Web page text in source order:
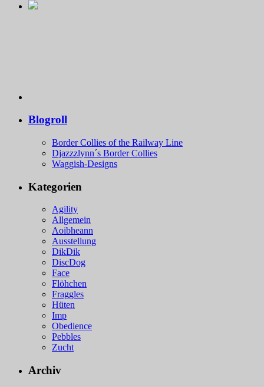
Blogroll
Border Collies of the Railway Line
Djazzzlynn´s Border Collies
Waggish-Designs
Kategorien
Agility
Allgemein
Aoibheann
Ausstellung
DikDik
DiscDog
Face
Flöhchen
Fraggles
Hüten
Imp
Obedience
Pebbles
Zucht
Archiv